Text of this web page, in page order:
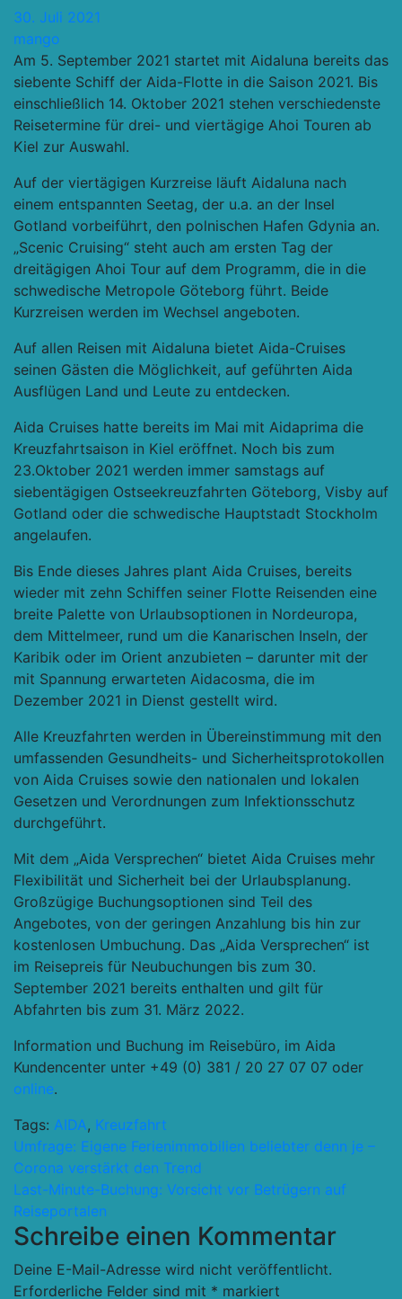
30. Juli 2021
mango
Am 5. September 2021 startet mit Aidaluna bereits das
siebente Schiff der Aida-Flotte in die Saison 2021. Bis
einschließlich 14. Oktober 2021 stehen verschiedenste
Reisetermine für drei- und viertägige Ahoi Touren ab
Kiel zur Auswahl.
Auf der viertägigen Kurzreise läuft Aidaluna nach
einem entspannten Seetag, der u.a. an der Insel
Gotland vorbeiführt, den polnischen Hafen Gdynia an.
„Scenic Cruising“ steht auch am ersten Tag der
dreitägigen Ahoi Tour auf dem Programm, die in die
schwedische Metropole Göteborg führt. Beide
Kurzreisen werden im Wechsel angeboten.
Auf allen Reisen mit Aidaluna bietet Aida-Cruises
seinen Gästen die Möglichkeit, auf geführten Aida
Ausflügen Land und Leute zu entdecken.
Aida Cruises hatte bereits im Mai mit Aidaprima die
Kreuzfahrtsaison in Kiel eröffnet. Noch bis zum
23.Oktober 2021 werden immer samstags auf
siebentägigen Ostseekreuzfahrten Göteborg, Visby auf
Gotland oder die schwedische Hauptstadt Stockholm
angelaufen.
Bis Ende dieses Jahres plant Aida Cruises, bereits
wieder mit zehn Schiffen seiner Flotte Reisenden eine
breite Palette von Urlaubsoptionen in Nordeuropa,
dem Mittelmeer, rund um die Kanarischen Inseln, der
Karibik oder im Orient anzubieten – darunter mit der
mit Spannung erwarteten Aidacosma, die im
Dezember 2021 in Dienst gestellt wird.
Alle Kreuzfahrten werden in Übereinstimmung mit den
umfassenden Gesundheits- und Sicherheitsprotokollen
von Aida Cruises sowie den nationalen und lokalen
Gesetzen und Verordnungen zum Infektionsschutz
durchgeführt.
Mit dem „Aida Versprechen“ bietet Aida Cruises mehr
Flexibilität und Sicherheit bei der Urlaubsplanung.
Großzügige Buchungsoptionen sind Teil des
Angebotes, von der geringen Anzahlung bis hin zur
kostenlosen Umbuchung. Das „Aida Versprechen“ ist
im Reisepreis für Neubuchungen bis zum 30.
September 2021 bereits enthalten und gilt für
Abfahrten bis zum 31. März 2022.
Information und Buchung im Reisebüro, im Aida
Kundencenter unter +49 (0) 381 / 20 27 07 07 oder
online.
Tags: AIDA, Kreuzfahrt
Beitragsnavigation
Umfrage: Eigene Ferienimmobilien beliebter denn je –
Corona verstärkt den Trend
Last-Minute-Buchung: Vorsicht vor Betrügern auf
Reiseportalen
Schreibe einen Kommentar
Deine E-Mail-Adresse wird nicht veröffentlicht.
Erforderliche Felder sind mit * markiert